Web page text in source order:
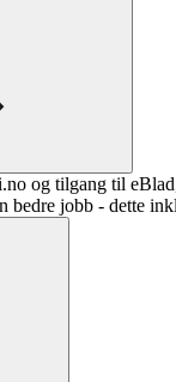
og tilgang til
jobb - dette